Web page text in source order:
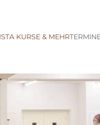
KURSE & MEHR